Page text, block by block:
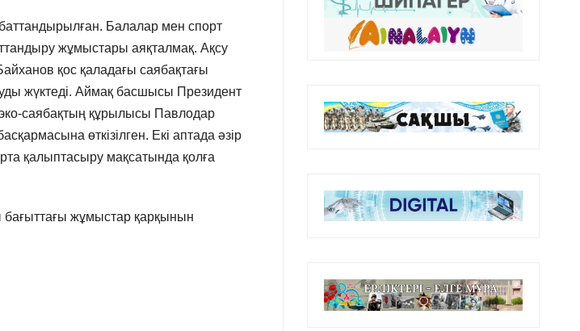
Балалар мен спорт
жұмыстары аяқталмақ. Ақсу
қос қаладағы саябақтағы
жүктеді. Аймақ басшысы Президент
саябақтың құрылысы Павлодар
өткізілген. Екі аптада әзір
қалыптасыру мақсатында қолға
жұмыстар қарқынын